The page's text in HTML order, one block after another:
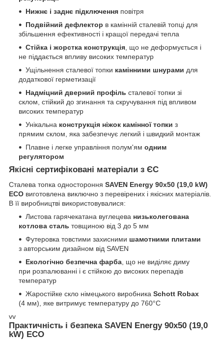
Нижнє і заднє підключення повітря
Подвійний дефлектор в камінній сталевій топці для
збільшення ефективності і кращої передачі тепла
Стійка і жорстка конструкція, що не деформується і
не піддається впливу високих температур
Ущільнення сталевої топки камінними шнурами для
додаткової герметизації
Надміцний дверний профіль сталевої топки зі
склом, стійкий до згинання та скручування під впливом
високих температур
Унікальна конструкція ніжок камінної топки з
прямим склом, яка забезпечує легкий і швидкий монтаж
Плавне і легке управління полум'ям одним
регулятором
Якісні сертифіковані матеріали з ЄС
Сталева топка одностороння SAVEN Energy 90х50 (19,0 kW)
ECO виготовлена виключно з перевірених і якісних матеріалів.
В її виробництві використовувалися:
Листова гарячекатана вуглецева низьколегована
котлова сталь товщиною від 3 до 5 мм
Футеровка товстими захисними шамотними плитами
з авторським дизайном від SAVEN
Екологічно безпечна фарба , що не виділяє диму
при розпалюванні і є стійкою до високих перепадів
температур
Жаростійке скло німецького виробника Schott Robax
(4 мм), яке витримує температуру до 760°C
vv
Практичність і безпека SAVEN Energy 90х50 (19,0
kW) ECO